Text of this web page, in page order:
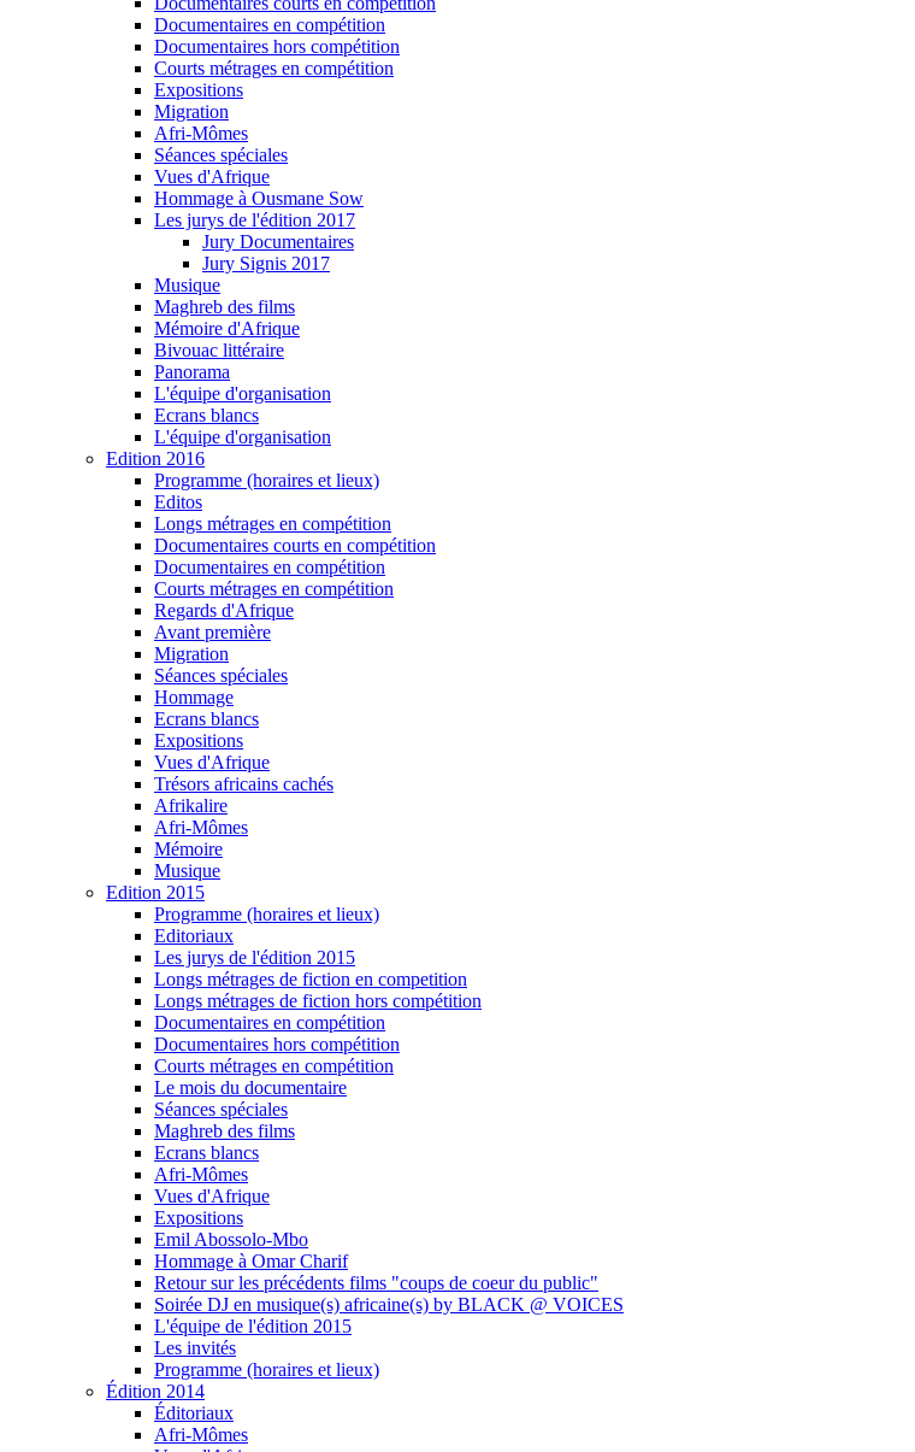
Documentaires en compétition
Documentaires hors compétition
Courts métrages en compétition
Expositions
Migration
Afri-Mômes
Séances spéciales
Vues d'Afrique
Hommage à Ousmane Sow
Les jurys de l'édition 2017
Jury Documentaires
Jury Signis 2017
Musique
Maghreb des films
Mémoire d'Afrique
Bivouac littéraire
Panorama
L'équipe d'organisation
Ecrans blancs
L'équipe d'organisation
Edition 2016
Programme (horaires et lieux)
Editos
Longs métrages en compétition
Documentaires courts en compétition
Documentaires en compétition
Courts métrages en compétition
Regards d'Afrique
Avant première
Migration
Séances spéciales
Hommage
Ecrans blancs
Expositions
Vues d'Afrique
Trésors africains cachés
Afrikalire
Afri-Mômes
Mémoire
Musique
Edition 2015
Programme (horaires et lieux)
Editoriaux
Les jurys de l'édition 2015
Longs métrages de fiction en competition
Longs métrages de fiction hors compétition
Documentaires en compétition
Documentaires hors compétition
Courts métrages en compétition
Le mois du documentaire
Séances spéciales
Maghreb des films
Ecrans blancs
Afri-Mômes
Vues d'Afrique
Expositions
Emil Abossolo-Mbo
Hommage à Omar Charif
Retour sur les précédents films "coups de coeur du public"
Soirée DJ en musique(s) africaine(s) by BLACK @ VOICES
L'équipe de l'édition 2015
Les invités
Programme (horaires et lieux)
Édition 2014
Éditoriaux
Afri-Mômes